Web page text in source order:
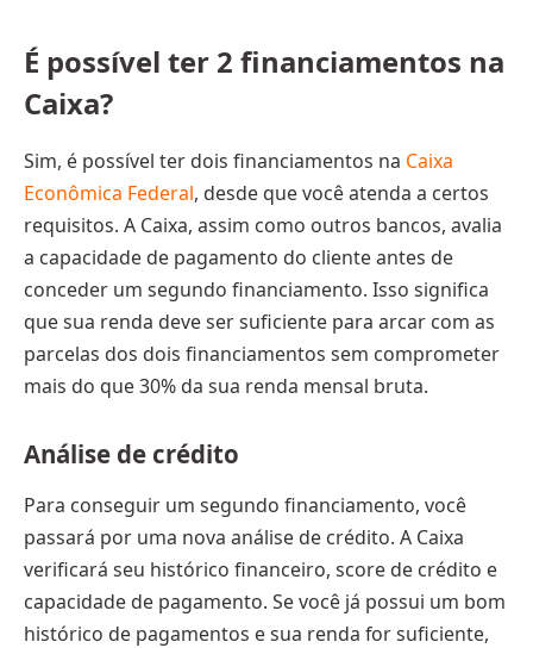
É possível ter 2 financiamentos na
Caixa?
Sim, é possível ter dois financiamentos na Caixa
Econômica Federal, desde que você atenda a certos
requisitos. A Caixa, assim como outros bancos, avalia
a capacidade de pagamento do cliente antes de
conceder um segundo financiamento. Isso significa
que sua renda deve ser suficiente para arcar com as
parcelas dos dois financiamentos sem comprometer
mais do que 30% da sua renda mensal bruta.
Análise de crédito
Para conseguir um segundo financiamento, você
passará por uma nova análise de crédito. A Caixa
verificará seu histórico financeiro, score de crédito e
capacidade de pagamento. Se você já possui um bom
histórico de pagamentos e sua renda for suficiente,